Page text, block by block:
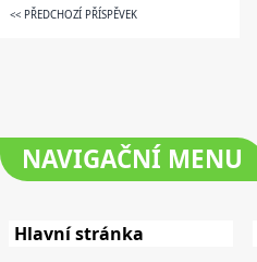
<< PŘEDCHOZÍ PŘÍSPĚVEK
NAVIGAČNÍ MENU
Hlavní stránka